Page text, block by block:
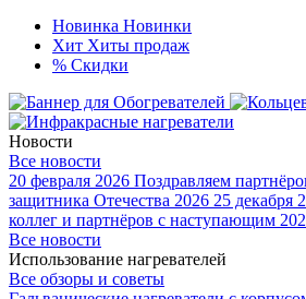
Новинка Новинки
Хит Хиты продаж
% Скидки
Новости
Все новости
20 февраля 2026 Поздравляем
защитника Отечества 2026 25 декабря
коллег и партнёров с наступающим
Все новости
Использование нагревателей
Все обзоры и советы